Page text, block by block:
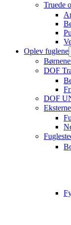
Truede
Oplev fuglene
DOF
DOF